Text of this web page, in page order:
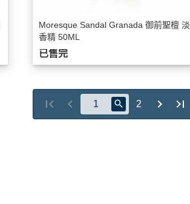
Moresque Sandal Granada 御前聖檀 淡
香精 50ML
已售完
2